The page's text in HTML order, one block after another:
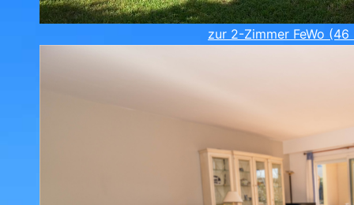
zur 2-Zimmer FeWo (46